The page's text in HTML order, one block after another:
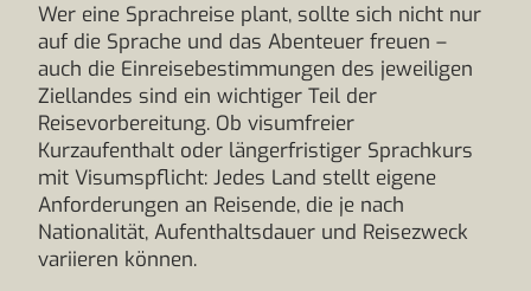
Wer eine Sprachreise plant, sollte sich nicht nur
auf die Sprache und das Abenteuer freuen –
auch die Einreisebestimmungen des jeweiligen
Ziellandes sind ein wichtiger Teil der
Reisevorbereitung. Ob visumfreier
Kurzaufenthalt oder längerfristiger Sprachkurs
mit Visumspflicht: Jedes Land stellt eigene
Anforderungen an Reisende, die je nach
Nationalität, Aufenthaltsdauer und Reisezweck
variieren können.